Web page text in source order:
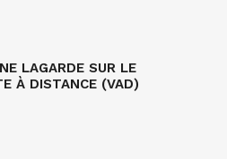
LAGARDE SUR LE
À DISTANCE (VAD)